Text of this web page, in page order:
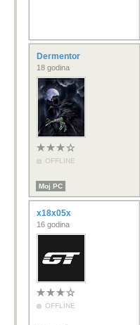
Dermentor
18 godina
OFFLINE
Moj PC
x18x05x
16 godina
OFFLINE